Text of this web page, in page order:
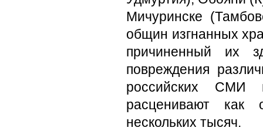
Мичуринске
общин изгнанных
причиненный их
повреждения
российских СМИ
расценивают как
нескольких тысяч.